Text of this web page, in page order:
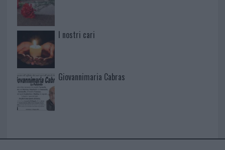
I nostri cari
Giovannimaria Cabras